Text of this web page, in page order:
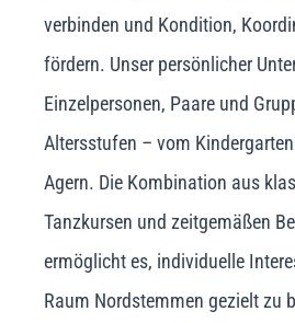
verbinden und Kondition,
fördern. Unser persönlicher
Einzelpersonen, Paare und
Altersstufen – vom
Agern. Die Kombination aus
Tanzkursen und zeitgemäßen
ermöglicht es, individuelle
Raum Nordstemmen gezielt zu